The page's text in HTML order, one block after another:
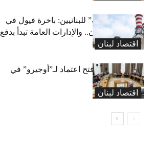
اقتصاد لبنان
بشرى “كهربائية” للبنانيين: باخرة فيول في
طريقها إلى لبنان.. والإدارات العامة تبدأ بدفع
متوجباتها
اقتصاد لبنان
لجنة المال تقرّ فتح اعتماد لـ”أوجيرو” في
موازنة 2026